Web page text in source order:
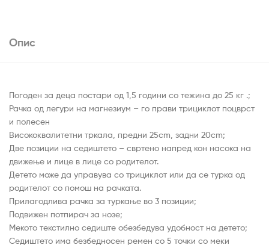
Опис
Погоден за деца постари од 1,5 години со тежина до 25 кг .;
Рачка од легури на магнезиум – го прави трициклот поцврст
и полесен
Висококвалитетни тркала, предни 25cm, задни 20cm;
Две позиции на седиштето – свртено напред кон насока на
движење и лице в лице со родителот.
Детето може да управува со трициклот или да се турка од
родителот со помош на рачката.
Прилагодлива рачка за туркање во 3 позиции;
Подвижен потпирач за нозе;
Мекото текстилно седиште обезбедува удобност на детето;
Седиштето има безбедносен ремен со 5 точки со меки